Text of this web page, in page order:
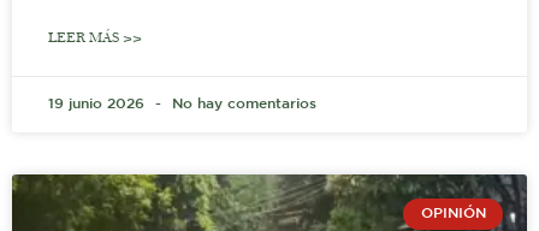
LEER MÁS >>
19 junio 2026 No hay comentarios
OPINIÓN